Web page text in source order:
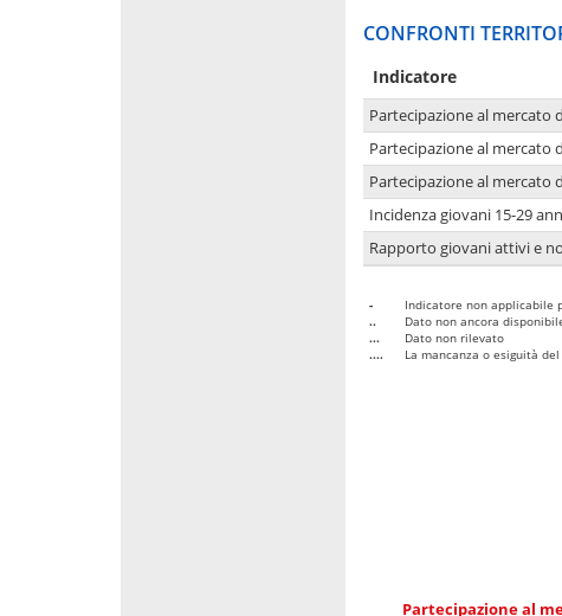
CONFRONTI
Indicatore
Partecipazione al mercato
Partecipazione al mercato
Partecipazione al mercato
Incidenza giovani 15-29
Rapporto giovani attivi e
-
Indicatore non applicabile
..
Dato non ancora
...
Dato non rilevato
....
La mancanza o esiguità
Partecipazione al